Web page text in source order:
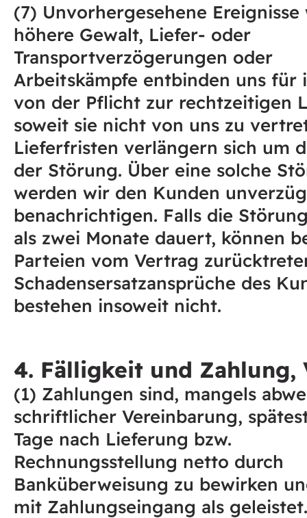
(7) Unvorhergesehene Ereignisse
höhere Gewalt, Liefer- oder
Transportverzögerungen oder
Arbeitskämpfe entbinden uns für
von der Pflicht zur rechtzeitigen
soweit sie nicht von uns zu
Lieferfristen verlängern sich um
der Störung. Über eine solche
werden wir den Kunden
benachrichtigen. Falls die
als zwei Monate dauert, können
Parteien vom Vertrag
Schadensersatzansprüche des
bestehen insoweit nicht.
4. Fälligkeit und Zahlung,
(1) Zahlungen sind, mangels
schriftlicher Vereinbarung,
Tage nach Lieferung bzw.
Rechnungsstellung netto durch
Banküberweisung zu bewirken
mit Zahlungseingang als geleistet.